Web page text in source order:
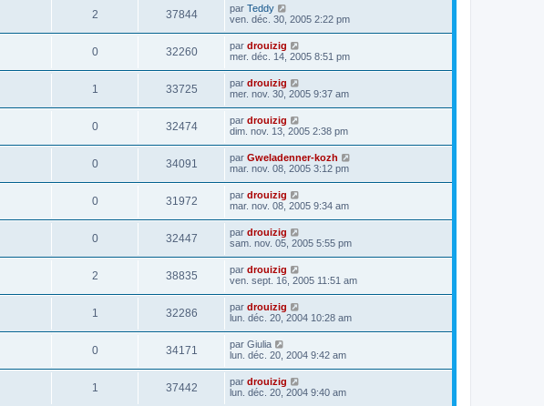
2 37844 par Teddy
ven. déc. 30, 2005 2:22 pm
0 32260 par drouizig
mer. déc. 14, 2005 8:51 pm
1 33725 par drouizig
mer. nov. 30, 2005 9:37 am
0 32474 par drouizig
dim. nov. 13, 2005 2:38 pm
0 34091 par Gweladenner-kozh
mar. nov. 08, 2005 3:12 pm
0 31972 par drouizig
mar. nov. 08, 2005 9:34 am
0 32447 par drouizig
sam. nov. 05, 2005 5:55 pm
2 38835 par drouizig
ven. sept. 16, 2005 11:51 am
1 32286 par drouizig
lun. déc. 20, 2004 10:28 am
0 34171 par Giulia
lun. déc. 20, 2004 9:42 am
1 37442 par drouizig
lun. déc. 20, 2004 9:40 am